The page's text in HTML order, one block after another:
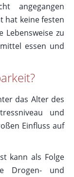
angegangen
hat keine festen
Lebensweise zu
essen und
das Alter des
und
Einfluss auf
kann als Folge
Drogen- und